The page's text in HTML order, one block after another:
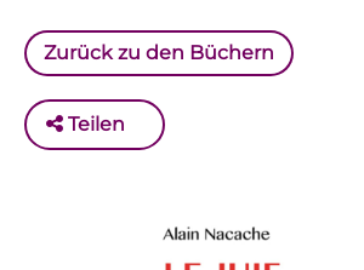
Zurück zu den Büchern
Teilen